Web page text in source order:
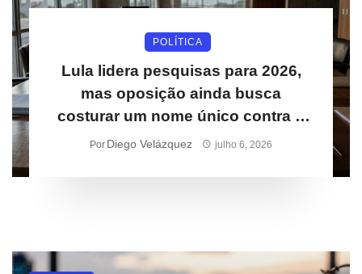
POLÍTICA
Lula lidera pesquisas para 2026,
mas oposição ainda busca
costurar um nome único contra o
petista
Por Diego Velázquez julho 6, 2026